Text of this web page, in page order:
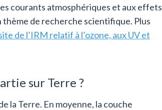
courants atmosphériques et aux effets
thème de recherche scientifique. Plus
de l’IRM relatif à l’ozone, aux UV et
sur Terre ?
la Terre. En moyenne, la couche